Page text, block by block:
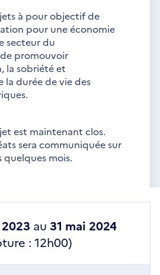
à pour objectif de
pour une économie
secteur du
promouvoir
la sobriété et
la durée de vie des
est maintenant clos.
sera communiquée sur
mois.
au 31 mai 2024
: 12h00)